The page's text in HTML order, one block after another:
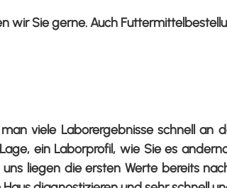
wir Sie gerne. Auch
viele Laborergebnisse schnell
ein Laborprofil, wie Sie es
liegen die ersten Werte bereits